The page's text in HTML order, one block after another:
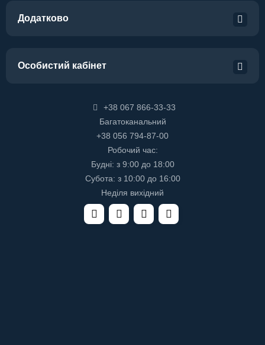
Додатково
Особистий кабінет
+38 067 866-33-33
Багатоканальний
+38 056 794-87-00
Робочий час:
Будні: з 9:00 до 18:00
Субота: з 10:00 до 16:00
Неділя вихідний